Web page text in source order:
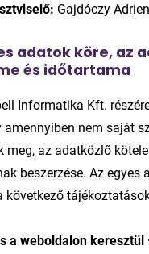
Gajdóczy
adatok köre, az
és időtartama
Informatika Kft.
amennyiben nem saját
meg, az adatközlő
beszerzése. Az egyes
következő
a weboldalon